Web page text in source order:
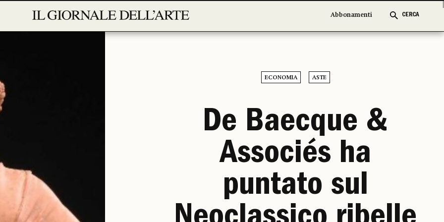
Abbonamenti CERCA
Abbonamenti CERCA
ECONOMIA ASTE
De Baecque &
Associés ha
puntato sul